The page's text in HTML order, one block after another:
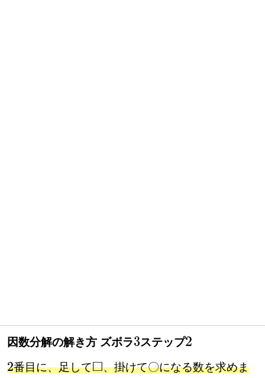
因数分解の解き方 ズボラ3ステップ2
2番目に、足して□ 、掛けて〇
〇になる数を求めま